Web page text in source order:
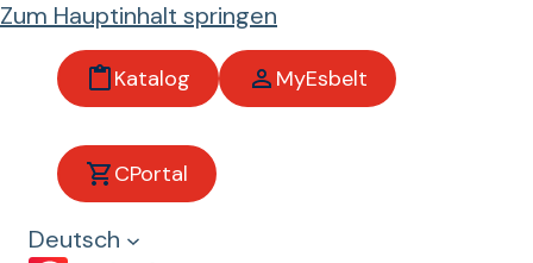
Zum Hauptinhalt springen
Katalog MyEsbelt
CPortal
Deutsch
Industrie
industriellen Bereich